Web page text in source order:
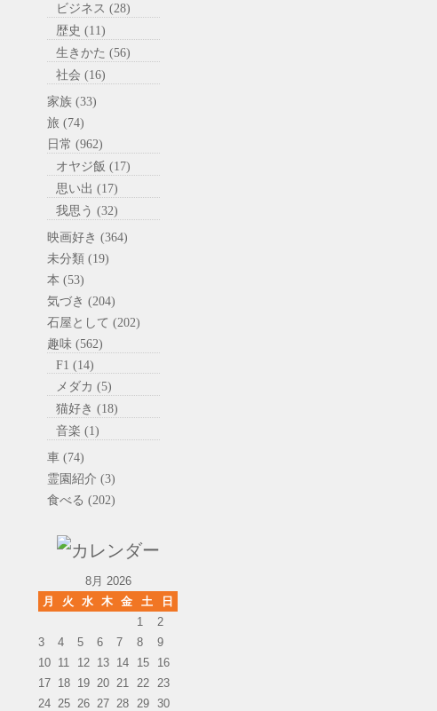
ビジネス (28)
歴史 (11)
生きかた (56)
社会 (16)
家族 (33)
旅 (74)
日常 (962)
オヤジ飯 (17)
思い出 (17)
我思う (32)
映画好き (364)
未分類 (19)
本 (53)
気づき (204)
石屋として (202)
趣味 (562)
F1 (14)
メダカ (5)
猫好き (18)
音楽 (1)
車 (74)
霊園紹介 (3)
食べる (202)
8月 2026
月
火 水 木 金 土
日
1
2
3
4 5 6 7 8
9
10 11 12 13 14 15
16
17 18 19 20 21 22 23
24 25 26 27 28 29 30